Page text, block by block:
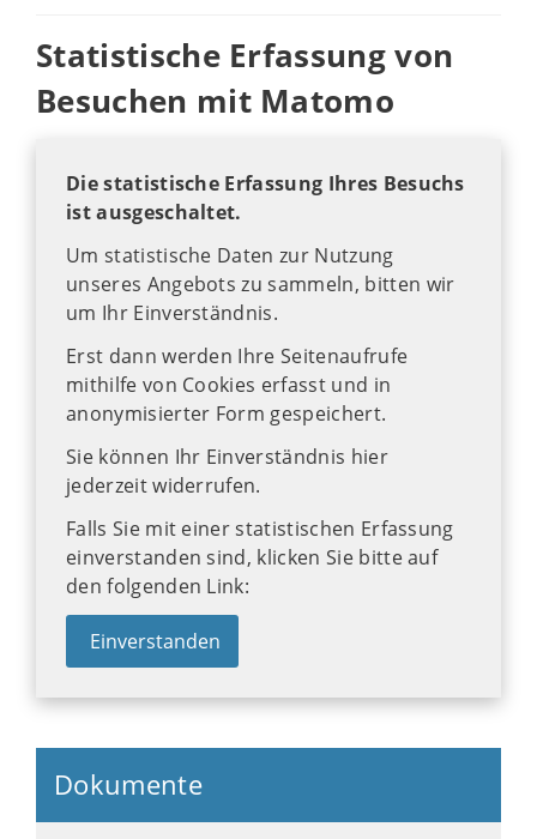
Statistische Erfassung von
Besuchen mit Matomo
Die statistische Erfassung Ihres Besuchs
ist ausgeschaltet.
Um statistische Daten zur Nutzung
unseres Angebots zu sammeln, bitten wir
um Ihr Einverständnis.
Erst dann werden Ihre Seitenaufrufe
mithilfe von Cookies erfasst und in
anonymisierter Form gespeichert.
Sie können Ihr Einverständnis hier
jederzeit widerrufen.
Falls Sie mit einer statistischen Erfassung
einverstanden sind, klicken Sie bitte auf
den folgenden Link:
Einverstanden
Dokumente